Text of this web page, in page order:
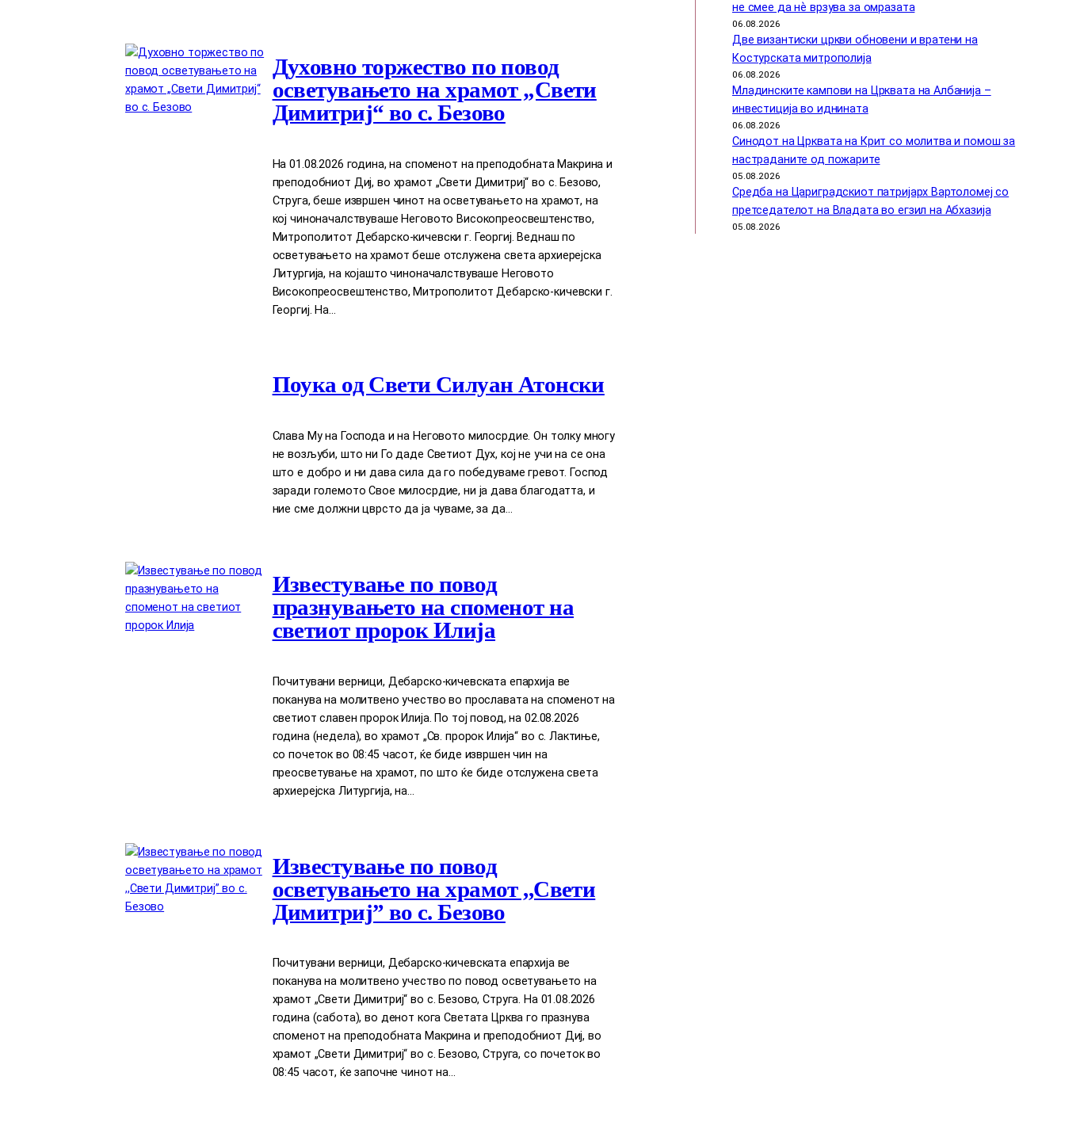
Духовно торжество по повод
осветувањето на храмот „Свети
Димитриј“ во с. Безово
На 01.08.2026 година, на споменот на преподобната Макрина и
преподобниот Диј, во храмот „Свети Димитриј“ во с. Безово,
Струга, беше извршен чинот на осветувањето на храмот, на
кој чиноначалствуваше Неговото Високопреосвештенство,
Митрополитот Дебарско-кичевски г. Георгиј. Веднаш по
осветувањето на храмот беше отслужена света архиерејска
Литургија, на којашто чиноначалствуваше Неговото
Високопреосвештенство, Митрополитот Дебарско-кичевски г.
Георгиј. На…
Поука од Свети Силуан Атонски
Слава Му на Господа и на Неговото милосрдие. Он толку многу
нe возљуби, што ни Го даде Светиот Дух, кој нe учи на сe она
што е добро и ни дава сила да го победуваме гревот. Господ
заради големото Свое милосрдие, ни ја дава благодатта, и
ние сме должни цврсто да ја чуваме, за да…
Известување по повод
празнувањето на споменот на
светиот пророк Илија
Почитувани верници, Дебарско-кичевската епархија ве
поканува на молитвено учество во прославата на споменот на
светиот славен пророк Илија. По тој повод, на 02.08.2026
година (недела), во храмот „Св. пророк Илија“ во с. Лактиње,
со почеток во 08:45 часот, ќе биде извршен чин на
преосветување на храмот, по што ќе биде отслужена света
архиерејска Литургија, на…
Известување по повод
осветувањето на храмот ,,Свети
Димитриј” во с. Безово
Почитувани верници, Дебарско-кичевската епархија ве
поканува на молитвено учество по повод осветувањето на
храмот „Свети Димитриј“ во с. Безово, Струга. На 01.08.2026
година (сабота), во денот кога Светата Црква го празнува
споменот на преподобната Макрина и преподобниот Диј, во
храмот „Свети Димитриј“ во с. Безово, Струга, со почеток во
08:45 часот, ќе започне чинот на…
не смее да нѐ врзува за омразата
06.08.2026
Две византиски цркви обновени и вратени на
Костурската митрополија
06.08.2026
Младинските кампови на Црквата на Албанија –
инвестиција во иднината
06.08.2026
Синодот на Црквата на Крит со молитва и помош за
настраданите од пожарите
05.08.2026
Средба на Цариградскиот патријарх Вартоломеј со
претседателот на Владата во егзил на Абхазија
05.08.2026